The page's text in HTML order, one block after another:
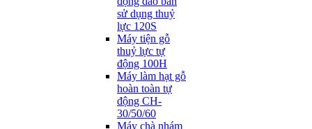
sử dụng thuỷ
lực 120S
Máy tiện gỗ
thuỷ lực tự
động 100H
Máy làm hạt gỗ
hoàn toàn tự
động CH-
30/50/60
Máy chà nhám